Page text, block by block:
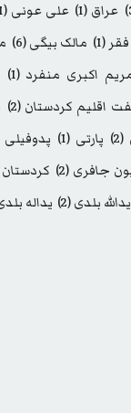
عراق (1) علی عونی (1)
فقر (1) مالک بیگی(6)
اکبری منفرد (1)
اقلیم کردستان (2)
(2) پارتی (1) پدوفیلی
جافری (2) کردستان
یدالله بلدی(2) یداله